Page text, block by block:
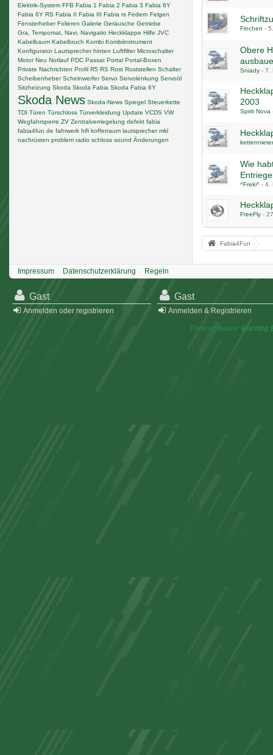
Elektrik-System FFB Fabia 1 Fabia 2 Fabia 3 Fabia 6Y
Fabia 6Y RS Fabia II Fabia III Fabia rs Federn Felgen
Fensterheber Folieren Galerie Geräusche Getriebe
Gra, Tempomat, Navi, Navigatio Heckklappe Hilfe JVC
Kabelbaum Kabelbruch Kombi Kombiinstrument
Konfigurator Lautsprecher hinten Luftfilter Microschalter
Motor Neu Notlauf PDC Passat Portal Portal-Boxen
Private Nachrichten Profil R5 RS Rost Roststellen Schalter
Scheibenheber Scheinwerfer Servo Servolenkung Servoöl
Sitzheizung Skoda Skoda Fabia Skoda Fabia 6Y
Skoda News Skoda-News Spiegel Steuerkette
TDI Türen Türschloss Türverkleidung Update VCDS VW
Wegfahrsperre ZV Zentralverriegelung defekt fabia
fabia4fun.de fahrwerk hifi kofferraum lautsprecher mkl
nachrüsten problem radio schloss sound Änderungen
Finchen -
Obere
Sniady - 7.
2003
Spirit Nova
kettennieter
Wie
^Freki^ - 4.
FreeFly -
Fabia4Fun
Impressum Datenschutzerklärung Regeln
Gast
Anmelden oder registrieren
Gast
Anmelden & Registrieren
Forensoftware: Burning